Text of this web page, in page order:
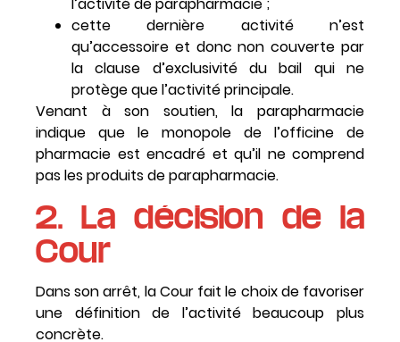
cette dernière activité n’est
qu’accessoire et donc non couverte par
la clause d’exclusivité du bail qui ne
protège que l’activité principale.
Venant à son soutien, la parapharmacie
indique que le monopole de l’officine de
pharmacie est encadré et qu’il ne comprend
pas les produits de parapharmacie.
2. La décision de la
Cour
Dans son arrêt, la Cour fait le choix de favoriser
une définition de l’activité beaucoup plus
concrète.